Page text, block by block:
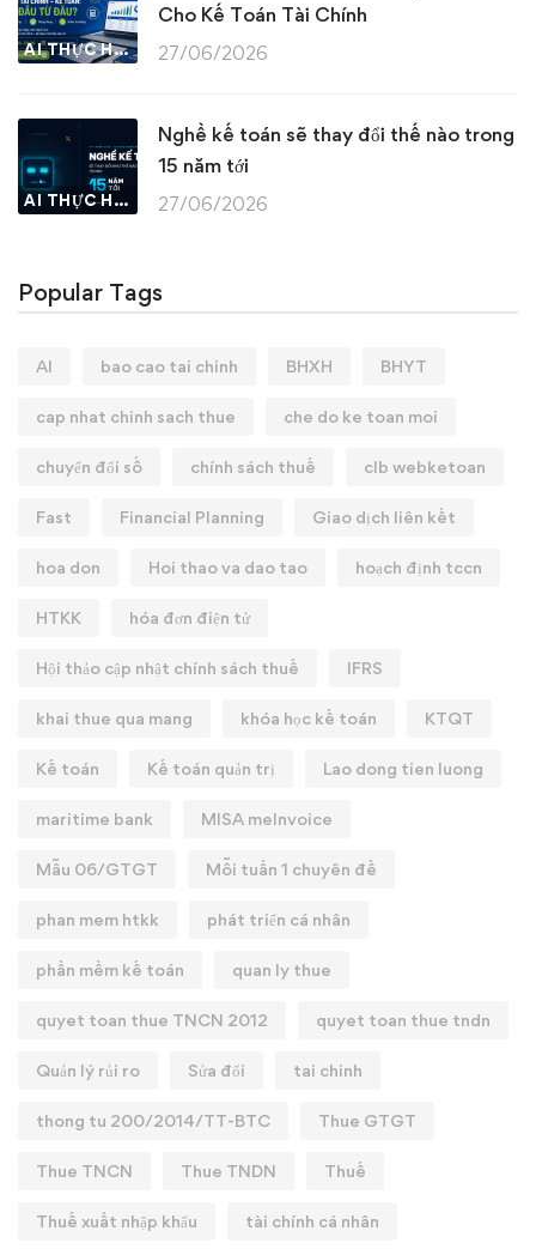
AI THỰC HÀNH
Cho Kế Toán Tài Chính
27/06/2026
AI THỰC HÀNH
Nghề kế toán sẽ thay đổi thế nào trong
15 năm tới
27/06/2026
Popular Tags
AI bao cao tai chinh BHXH BHYT
cap nhat chinh sach thue che do ke toan moi
chuyển đổi số chính sách thuế clb webketoan
Fast Financial Planning Giao dịch liên kết
hoa don Hoi thao va dao tao hoạch định tccn
HTKK hóa đơn điện tử
Hội thảo cập nhật chính sách thuế IFRS
khai thue qua mang khóa học kế toán KTQT
Kế toán Kế toán quản trị Lao dong tien luong
maritime bank MISA meInvoice
Mẫu 06/GTGT Mỗi tuần 1 chuyên đề
phan mem htkk phát triển cá nhân
phần mềm kế toán quan ly thue
quyet toan thue TNCN 2012 quyet toan thue tndn
Quản lý rủi ro Sửa đổi tai chinh
thong tu 200/2014/TT-BTC Thue GTGT
Thue TNCN Thue TNDN Thuế
Thuế xuất nhập khẩu tài chính cá nhân